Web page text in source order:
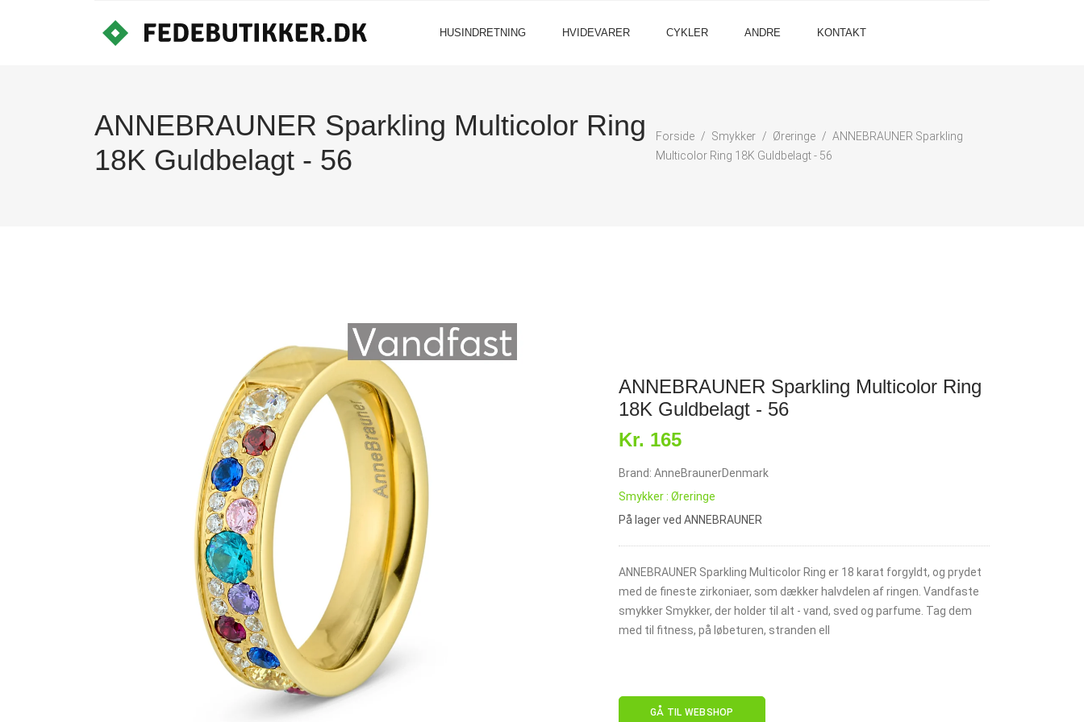
HUSINDRETNING HVIDEVARER CYKLER ANDRE KONTAKT
ANNEBRAUNER Sparkling Multicolor Ring
18K Guldbelagt - 56
Forside Smykker Øreringe
ANNEBRAUNER Sparkling
Multicolor Ring 18K Guldbelagt - 56
ANNEBRAUNER Sparkling Multicolor Ring
18K Guldbelagt - 56
Kr. 165
Brand: AnneBraunerDenmark
Smykker : Øreringe
På lager ved ANNEBRAUNER
ANNEBRAUNER Sparkling Multicolor Ring er 18 karat forgyldt, og prydet
med de fineste zirkoniaer, som dækker halvdelen af ringen. Vandfaste
smykker Smykker, der holder til alt - vand, sved og parfume. Tag dem
med til fitness, på løbeturen, stranden ell
GÅ TIL WEBSHOP